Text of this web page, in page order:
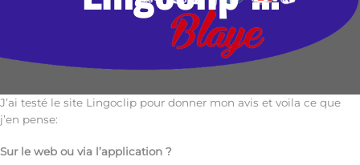
J’ai testé le site Lingoclip pour donner mon avis et voila ce que
j’en pense:
Sur le web ou via l’application ?